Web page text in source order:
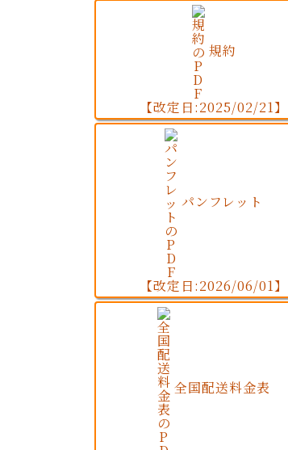
規約
【改定日:2025/02/21】
パンフレット
【改定日:2026/06/01】
全国配送料金表